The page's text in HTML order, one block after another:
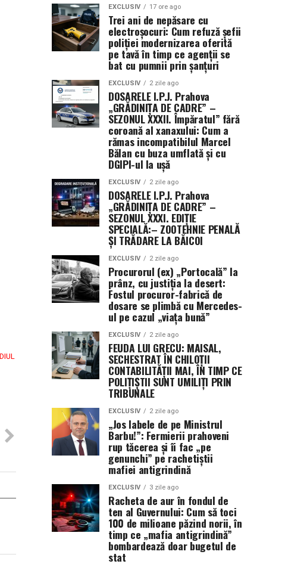
EXCLUSIV 17 ore ago
Trei ani de nepăsare cu
electroșocuri: Cum refuză șefii
poliției modernizarea oferită
pe tavă în timp ce agenții se
bat cu pumnii prin șanțuri
EXCLUSIV 2 zile ago
DOSARELE I.P.J. Prahova
„GRĂDINIȚA DE CADRE” –
SEZONUL XXXII. Împăratul” fără
coroană al xanaxului: Cum a
rămas incompatibilul Marcel
Bălan cu buza umflată și cu
DGIPI-ul la ușă
EXCLUSIV 2 zile ago
DOSARELE I.P.J. Prahova
„GRĂDINIȚA DE CADRE” –
SEZONUL XXXI. EDIȚIE
SPECIALĂ:– ZOOTEHNIE PENALĂ
ȘI TRĂDARE LA BĂICOI
EXCLUSIV 2 zile ago
Procurorul (ex) „Portocală” la
prânz, cu justiția la desert:
Fostul procuror-fabrică de
dosare se plimbă cu Mercedes-
ul pe cazul „viața bună”
EXCLUSIV 2 zile ago
FEUDA LUI GRECU: MAISAL,
SECHESTRAT ÎN CHILOȚII
CONTABILITĂȚII MAI, ÎN TIMP CE
POLIȚIȘTII SUNT UMILIȚI PRIN
TRIBUNALE
EXCLUSIV 2 zile ago
„Jos labele de pe Ministrul
Barbu!”: Fermierii prahoveni
rup tăcerea și îi fac „pe
genunchi” pe rachetiștii
mafiei antigrindină
EXCLUSIV 3 zile ago
Racheta de aur în fondul de
ten al Guvernului: Cum să toci
100 de milioane păzind norii, în
timp ce „mafia antigrindină”
bombardează doar bugetul de
stat